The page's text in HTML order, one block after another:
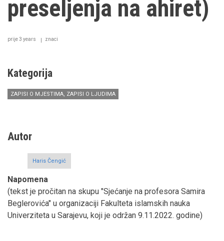
preseljenja na ahiret)
prije 3 years znaci
Kategorija
ZAPISI O MJESTIMA, ZAPISI O LJUDIMA
Autor
Haris Čengić
Napomena
(tekst je pročitan na skupu "Sjećanje na profesora Samira
Beglerovića" u organizaciji Fakulteta islamskih nauka
Univerziteta u Sarajevu, koji je održan 9.11.2022. godine)